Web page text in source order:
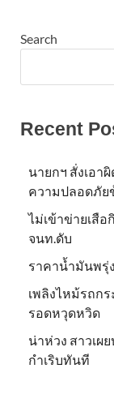
Search
Recent
นายกฯ สั่งเอา
ความปลอดภัย
ไม่เข้าข่าย​เสื
จนท.ดับ
ราคาน้ำมันพรุ่
เพลิงไหม้รถก
รอดหวุดหวิด
น่าห่วง สาวเผ
กำเริบทันที